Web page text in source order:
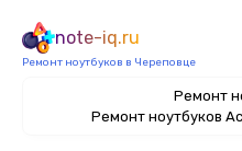
note-iq.ru
Ремонт ноутбуков в Череповце
Ремонт
Ремонт ноутбуков